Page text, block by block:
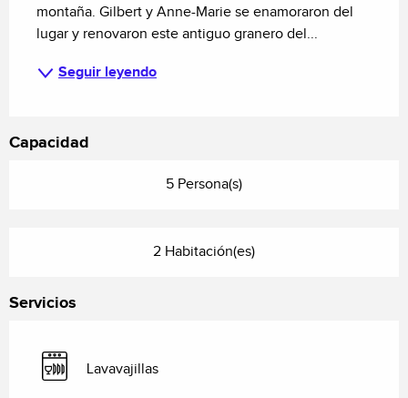
montaña. Gilbert y Anne-Marie se enamoraron del
lugar y renovaron este antiguo granero del...
Seguir leyendo
Capacidad
5 Persona(s)
2 Habitación(es)
Servicios
Lavavajillas